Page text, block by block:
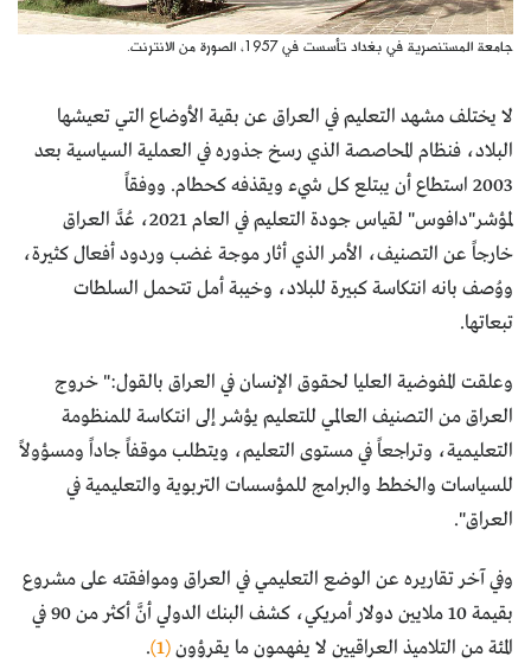
جامعة المستنصرية في بغداد تأسست في 1957، الصورة من الانترنت.
لا يختلف مشهد التعليم في العراق عن بقية الأوضاع التي تعيشها
البلاد، فنظام المحاصصة الذي رسخ جذوره في العملية السياسية بعد
2003 استطاع أن يبتلع كل شيء ويقذفه كحطام. ووفقاً
لمؤشر"دافوس" لقياس جودة التعليم في العام 2021، عُدَّ العراق
خارجاً عن التصنيف، الأمر الذي أثار موجة غضب وردود أفعال كثيرة،
ووُصف بانه انتكاسة كبيرة للبلاد، وخيبة أمل تتحمل السلطات
تبعاتها.
وعلقت المفوضية العليا لحقوق الإنسان في العراق بالقول:" خروج
العراق من التصنيف العالمي للتعليم يؤشر إلى انتكاسة للمنظومة
التعليمية، وتراجعاً في مستوى التعليم، ويتطلب موقفاً جاداً ومسؤولاً
للسياسات والخطط والبرامج للمؤسسات التربوية والتعليمية في
العراق".
وفي آخر تقاريره عن الوضع التعليمي في العراق وموافقته على مشروع
بقيمة 10 ملايين دولار أمريكي، كشف البنك الدولي أنَّ أكثر من 90 في
المئة من التلاميذ العراقيين لا يفهمون ما يقرؤون(1)
.